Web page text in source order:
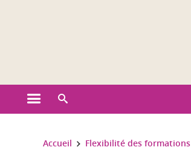
Ouvrir le menu principal
Vous êtes ici :
Accueil Flexibilité des formations